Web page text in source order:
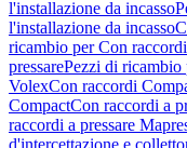
l'installazione da incasso
l'installazione da incasso
ricambio per Con
pressarePezzi di ricambio
VolexCon raccordi
CompactCon raccordi a
raccordi a pressare
d'intercettazione e